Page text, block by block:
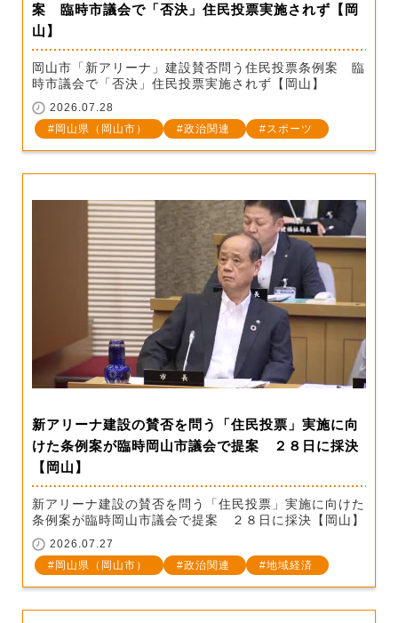
案 臨時市議会で「否決」住民投票実施されず【岡
山】
岡山市「新アリーナ」建設賛否問う住民投票条例案 臨
時市議会で「否決」住民投票実施されず【岡山】
2026.07.28
岡山県（岡山市）
政治関連 スポーツ
新アリーナ建設の賛否を問う「住民投票」実施に向
けた条例案が臨時岡山市議会で提案 ２８日に採決
【岡山】
新アリーナ建設の賛否を問う「住民投票」実施に向けた
条例案が臨時岡山市議会で提案 ２８日に採決【岡山】
2026.07.27
岡山県（岡山市）
政治関連 地域経済